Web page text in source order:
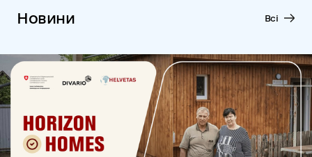
Новини Всі